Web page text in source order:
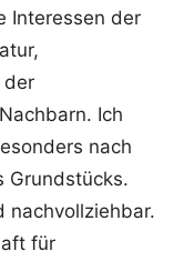
Interessen der
der
Ich
nach
Grundstücks.
nachvollziehbar.
für